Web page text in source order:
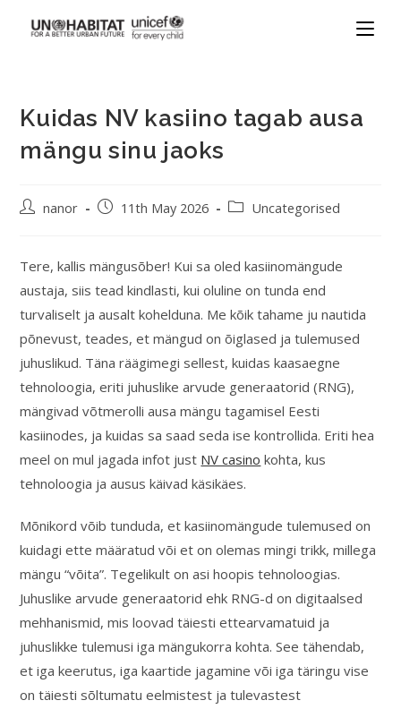
Kuidas NV kasiino tagab ausa
mängu sinu jaoks
nanor 11th May 2026 Uncategorised
Tere, kallis mängusõber! Kui sa oled kasiinomängude
austaja, siis tead kindlasti, kui oluline on tunda end
turvaliselt ja ausalt kohelduna. Me kõik tahame ju nautida
põnevust, teades, et mängud on õiglased ja tulemused
juhuslikud. Täna räägimegi sellest, kuidas kaasaegne
tehnoloogia, eriti juhuslike arvude generaatorid (RNG),
mängivad võtmerolli ausa mängu tagamisel Eesti
kasiinodes, ja kuidas sa saad seda ise kontrollida. Eriti hea
meel on mul jagada infot just NV casino kohta, kus
tehnoloogia ja ausus käivad käsikäes.
Mõnikord võib tunduda, et kasiinomängude tulemused on
kuidagi ette määratud või et on olemas mingi trikk, millega
mängu “võita”. Tegelikult on asi hoopis tehnoloogias.
Juhuslike arvude generaatorid ehk RNG-d on digitaalsed
mehhanismid, mis loovad täiesti ettearvamatuid ja
juhuslikke tulemusi iga mängukorra kohta. See tähendab,
et iga keerutus, iga kaartide jagamine või iga täringu vise
on täiesti sõltumatu eelmistest ja tulevastest